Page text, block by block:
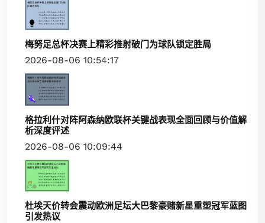
梅努足总杯决赛上精彩推射破门为球队锁定胜局
2026-08-06 10:54:17
格拉利什对阵阿森纳欧联杯关键战表现全面回顾与价值解
析深度评述
2026-08-06 10:09:44
杜埃天价转会震动欧洲足坛大巴黎豪赌新星重塑冠军蓝图
引发热议